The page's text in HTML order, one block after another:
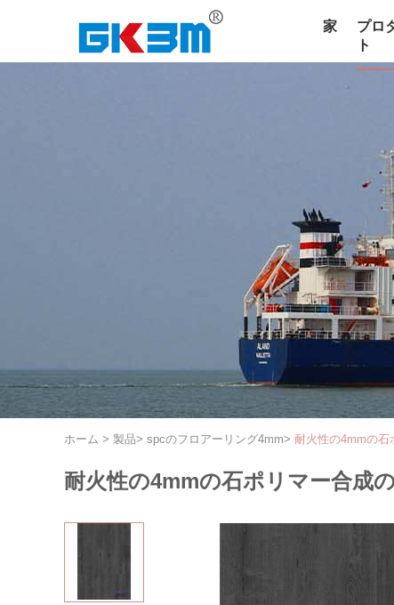
家
プロ
ト
ホーム > 製品> spcのフロアーリング4mm> 耐火性の4mmの石
耐火性の4mmの石ポリマー合成